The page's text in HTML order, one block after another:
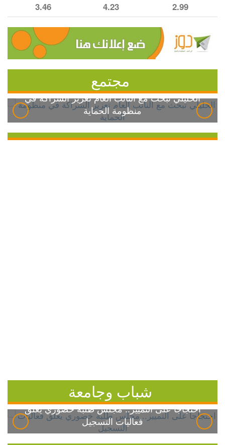
2.99
4.23
3.46
مجتمع
الخليلي تبحث مع النائب العام تعزيز الشراكة في
منظومة الحماية
شباب وجامعة
احتجاجاً على التمييز.. مجلس طلبة خضوري يعلق
فعاليات التسجيل